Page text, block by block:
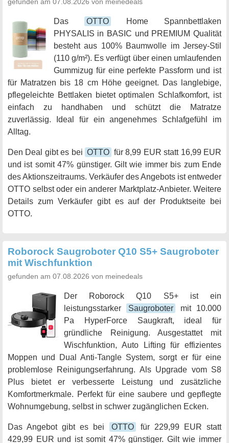
gefunden am 07.08.2026 von meinedeals
Das OTTO
Home Spannbettlaken
PHYSALIS in BASIC und PREMIUM Qualität
besteht aus 100% Baumwolle im Jersey-Stil
(110 g/m²). Es verfügt über einen umlaufenden
Gummizug für eine perfekte Passform und ist
für Matratzen bis 18 cm Höhe geeignet. Das langlebige,
pflegeleichte Bettlaken bietet optimalen Schlafkomfort, ist
einfach zu handhaben und schützt die Matratze
zuverlässig. Ideal für ein angenehmes Schlafgefühl im
Alltag.
Den Deal gibt es bei OTTO für 8,99 EUR statt 16,99 EUR
und ist somit 47% günstiger. Gilt wie immer bis zum Ende
des Aktionszeitraums. Verkäufer des Angebots ist entweder
OTTO selbst oder ein anderer Marktplatz-Anbieter. Weitere
Details zum Verkäufer gibt es auf der Produktseite bei
OTTO.
Roborock Saugroboter Q10 S5+ Saugroboter
mit Wischfunktion
gefunden am 07.08.2026 von meinedeals
Der Roborock Q10 S5+ ist ein
leistungsstarker
Saugroboter
mit 10.000
Pa HyperForce Saugkraft, ideal für
gründliche Reinigung. Ausgestattet mit
Wischfunktion, Auto Lifting für effizientes
Moppen und Dual Anti-Tangle System, sorgt er für eine
problemlose Reinigungserfahrung. Als Upgrade vom S8
Plus bietet er verbesserte Leistung und zusätzliche
Komfortmerkmale. Perfekt für eine saubere und gepflegte
Wohnumgebung, selbst in schwer zugänglichen Ecken.
Das Angebot gibt es bei OTTO
für 229,99 EUR statt
429,99 EUR und ist somit 47% günstiger. Gilt wie immer